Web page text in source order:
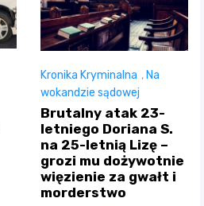
Kronika Kryminalna , Na
wokandzie sądowej
Brutalny atak 23-
letniego Doriana S.
na 25-letnią Lizę –
grozi mu dożywotnie
więzienie za gwałt i
morderstwo